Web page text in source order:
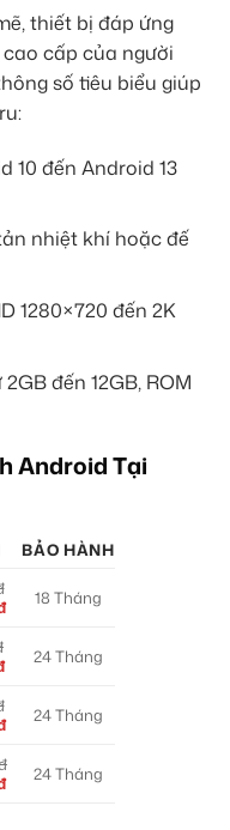
thiết bị đáp ứng
cấp của người
số tiêu biểu giúp
10 đến Android 13
nhiệt khí hoặc đế
1280×720 đến 2K
đến 12GB, ROM
Android Tại
BẢO HÀNH
18 Tháng
24 Tháng
24 Tháng
24 Tháng